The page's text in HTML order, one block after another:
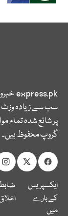
express.pk
سب سے زیادہ
پر شائع شدہ تمام
گروپ محفوظ ہیں۔
ایکسپریس
کے بارے
میں